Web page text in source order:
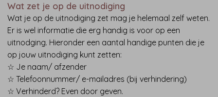
Wat zet je op de uitnodiging
Wat je op de uitnodiging zet mag je helemaal zelf weten.
Er is wel informatie die erg handig is voor op een
uitnodging. Hieronder een aantal handige punten die je
op jouw uitnodiging kunt zetten:
☆ Je naam/ afzender
☆ Telefoonnummer/ e-mailadres (bij verhindering)
☆ Verhinderd? Even door geven.